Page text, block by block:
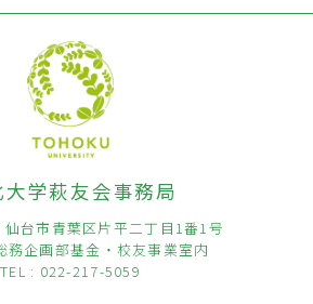
大学萩友会事務局
台市青葉区片平二丁目1番1号
務企画部基金・校友事業室内
TEL : 022-217-5059